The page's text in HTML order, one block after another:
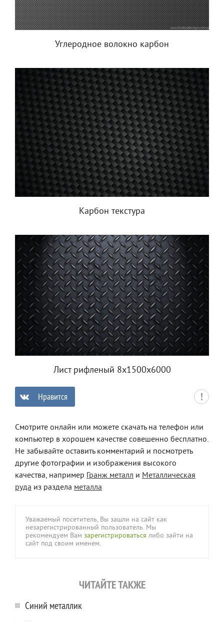
Углеродное волокно карбон
Карбон текстура
Лист рифленый 8х1500х6000
Нравится
Смотрите онлайн или можете скачать на телефон или
компьютер в хорошем качестве совешенно бесплатно.
Не забывайте оставить комментарий и посмотреть
другие фотографии и изображения высокого
качества, например Гранж металл и Металлическая
руда из раздела металла
Уважаемый посетитель, Вы зашли на сайт как
незарегистрированный пользователь. Мы
рекомендуем Вам зарегистрироваться либо зайти на
сайт под своим именем.
ЧИТАЙТЕ ТАКЖЕ
Синий металлик